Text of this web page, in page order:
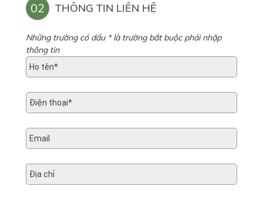
02 THÔNG TIN LIÊN HỆ
Những trường có dấu * là trường bắt buộc phải nhập
thông tin